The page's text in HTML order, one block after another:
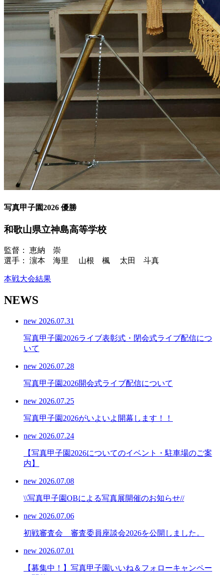
写真甲子園2026 優勝
和歌山県立神島高等学校
監督： 恵納 崇
選手： 濵本 海里 山根 楓 太田 斗真
本戦大会結果
NEWS
new 2026.07.31
写真甲子園2026ライブ表彰式・閉会式ライブ配信につ
いて
new 2026.07.28
写真甲子園2026開会式ライブ配信について
new 2026.07.25
写真甲子園2026がいよいよ開幕します！！
new 2026.07.24
【写真甲子園2026についてのイベント・駐車場のご案
内】
new 2026.07.08
\\写真甲子園OBによる写真展開催のお知らせ//
new 2026.07.06
初戦審査会 審査委員座談会2026を公開しました。
new 2026.07.01
【募集中！】写真甲子園いいね＆フォローキャンペー